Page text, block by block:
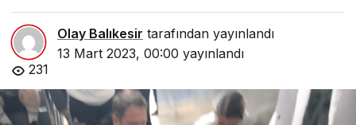
Olay Balıkesir tarafından yayınlandı
13 Mart 2023, 00:00 yayınlandı
231